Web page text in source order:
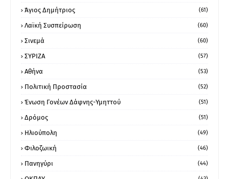
Άγιος Δημήτριος (61)
Λαϊκή Συσπείρωση (60)
Σινεμά (60)
ΣΥΡΙΖΑ (57)
Αθήνα (53)
Πολιτική Προστασία (52)
Ένωση Γονέων Δάφνης-Υμηττού (51)
Δρόμος (51)
Ηλιούπολη (49)
Φιλοζωική (46)
Πανηγύρι (44)